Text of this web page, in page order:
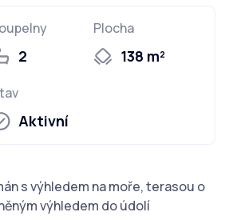
2
Plocha
138 m²
Aktivní
s výhledem na moře, terasou o
výhledem do údolí